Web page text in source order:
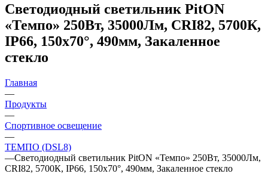
Светодиодный светильник PitON
«Темпо» 250Вт, 35000Лм, CRI82, 5700К,
IP66, 150х70°, 490мм, Закаленное
стекло
Главная
—
Продукты
—
Спортивное освещение
—
ТЕМПО (DSL8)
—Светодиодный светильник PitON «Темпо» 250Вт, 35000Лм,
CRI82, 5700К, IP66, 150х70°, 490мм, Закаленное стекло